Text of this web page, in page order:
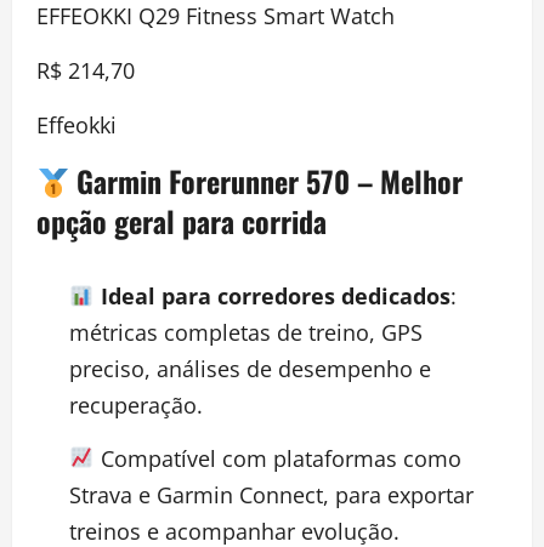
EFFEOKKI Q29 Fitness Smart Watch
R$ 214,70
Effeokki
Garmin Forerunner 570– Melhor
opção geral para corrida
Ideal para corredores dedicados:
métricas completas de treino, GPS
preciso, análises de desempenho e
recuperação.
Compatível com plataformas como
Strava e Garmin Connect, para exportar
treinos e acompanhar evolução.